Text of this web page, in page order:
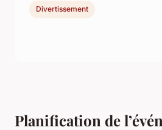
Planification de
Divertissement